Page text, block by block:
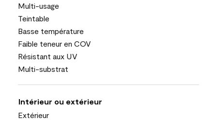
Multi-usage
Teintable
Basse température
Faible teneur en COV
Résistant aux UV
Multi-substrat
Intérieur ou extérieur
Extérieur